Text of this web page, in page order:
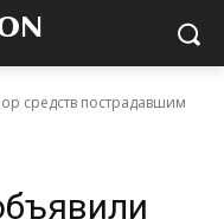
средств пострадавшим